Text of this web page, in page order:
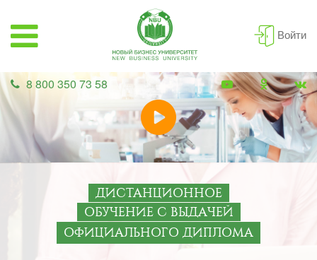
Войти
8 800 350 73 58
ДИСТАНЦИОННОЕ
ОБУЧЕНИЕ С ВЫДАЧЕЙ
ОФИЦИАЛЬНОГО ДИПЛОМА